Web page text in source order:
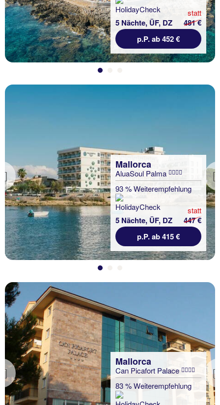
5 Nächte, ÜF, DZ
statt
481 €
p.P. ab 452 €
Previous
Mallorca
AluaSoul Palma
93 % Weiterempfehlung
5 Nächte, ÜF, DZ
statt
447 €
p.P. ab 415 €
Previous
Mallorca
Can Picafort Palace
83 % Weiterempfehlung